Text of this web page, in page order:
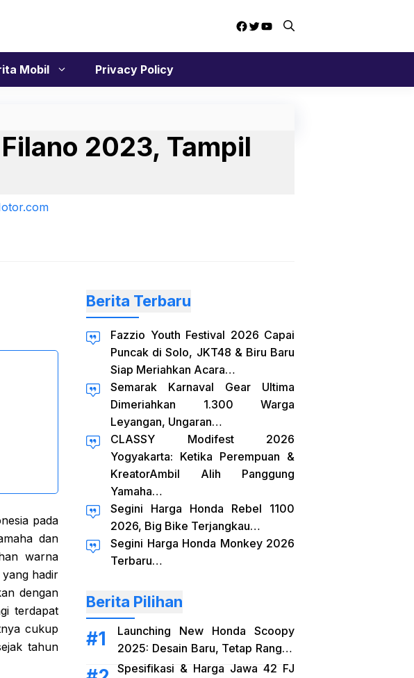
Facebook
Twitter
YouTube
Mobil Privacy Policy
2023, Tampil
pada
dan
warna
hadir
dengan
terdapat
cukup
tahun
Berita Terbaru
Fazzio Youth Festival 2026 Capai
Puncak di Solo, JKT48 & Biru Baru
Siap Meriahkan Acara…
Semarak Karnaval Gear Ultima
Dimeriahkan 1.300 Warga
Leyangan, Ungaran…
CLASSY Modifest 2026
Yogyakarta: Ketika Perempuan &
KreatorAmbil Alih Panggung
Yamaha…
Segini Harga Honda Rebel 1100
2026, Big Bike Terjangkau…
Segini Harga Honda Monkey 2026
Terbaru…
Berita Pilihan
Launching New Honda Scoopy
2025: Desain Baru, Tetap Rangka
eSAF…!!
Spesifikasi & Harga Jawa 42 FJ